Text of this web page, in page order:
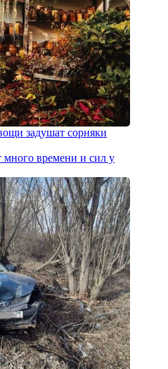
задушат сорняки
много времени и сил у